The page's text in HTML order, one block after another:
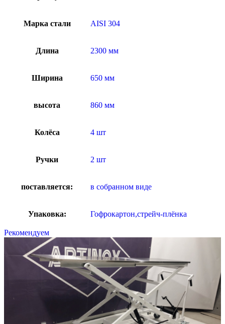
Марка стали AISI 304
Длина 2300 мм
Ширина 650 мм
высота 860 мм
Колёса 4 шт
Ручки 2 шт
поставляется: в собранном виде
Упаковка: Гофрокартон,стрейч-плёнка
Рекомендуем